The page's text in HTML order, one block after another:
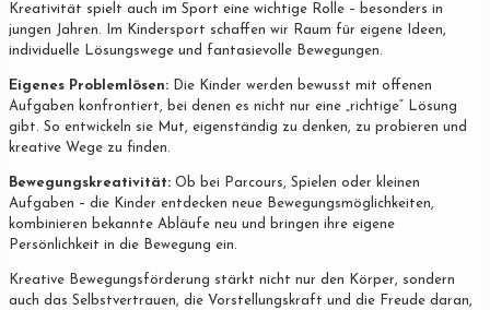
Kreativität spielt auch im Sport eine wichtige Rolle – besonders in
jungen Jahren. Im Kindersport schaffen wir Raum für eigene Ideen,
individuelle Lösungswege und fantasievolle Bewegungen.
Eigenes Problemlösen: Die Kinder werden bewusst mit offenen
Aufgaben konfrontiert, bei denen es nicht nur eine „richtige“ Lösung
gibt. So entwickeln sie Mut, eigenständig zu denken, zu probieren und
kreative Wege zu finden.
Bewegungskreativität: Ob bei Parcours, Spielen oder kleinen
Aufgaben – die Kinder entdecken neue Bewegungsmöglichkeiten,
kombinieren bekannte Abläufe neu und bringen ihre eigene
Persönlichkeit in die Bewegung ein.
Kreative Bewegungsförderung stärkt nicht nur den Körper, sondern
auch das Selbstvertrauen, die Vorstellungskraft und die Freude daran,